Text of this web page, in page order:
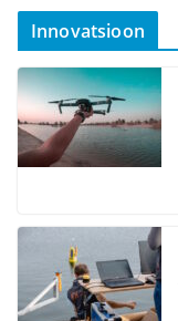
Innovatsioon